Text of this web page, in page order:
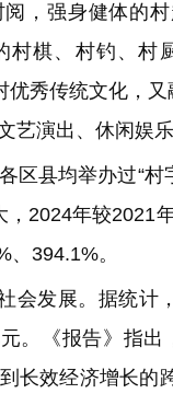
强身健体的村
村棋、村钓、村
秀传统文化，
艺演出、休闲娱乐
县均举办过“村
2024年较2021
394.1%。
发展。据统计
。《报告》指出
长效经济增长的